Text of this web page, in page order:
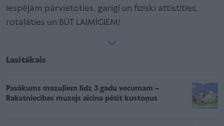
iespējām pārvietoties, garīgi un fiziski attīstīties,
rotaļāties un BŪT LAIMĪGIEM!
Lasītākais
Pasākums mazuļiem līdz 3 gadu vecumam –
Rakstniecības muzejs aicina pētīt kustoņus